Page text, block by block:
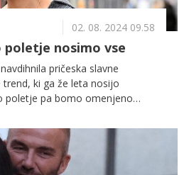
02. 08. 2024 09.58
nosimo vse
pričeska slavne
ki ga že leta nosijo
poletje pa bomo omenjeno